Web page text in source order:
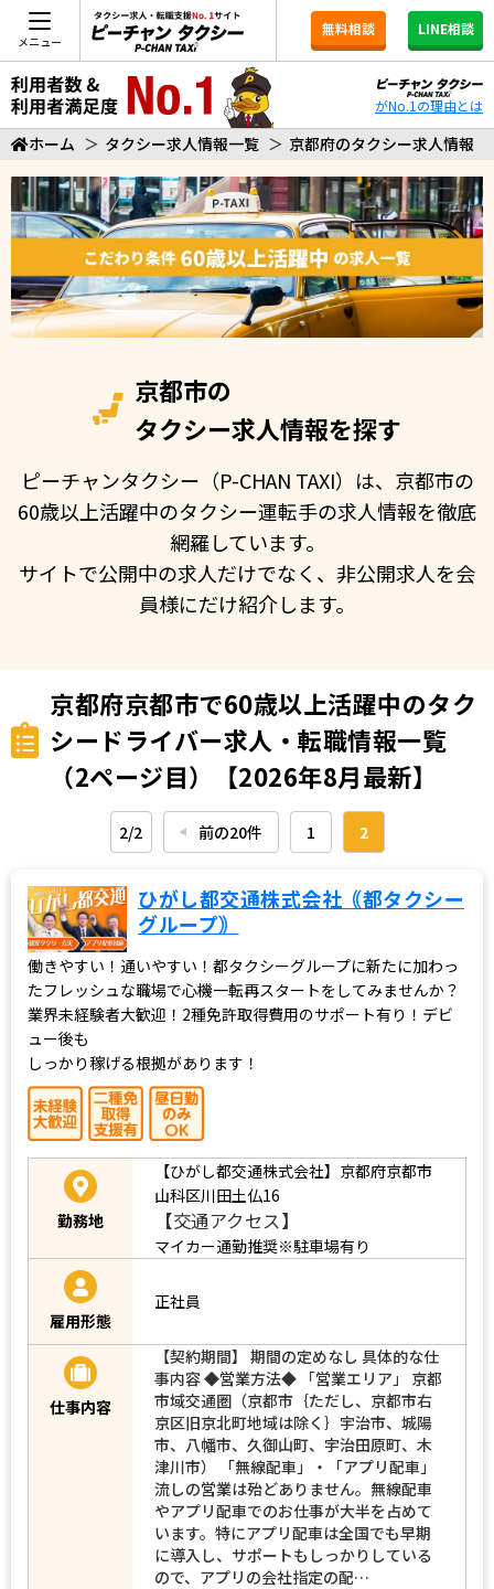
メニュー
無料相談 LINE相談
がNo.1の理由とは
ホーム ＞ タクシー求人情報一覧 ＞ 京都府のタクシー求人情報
京都市の
タクシー求人情報を探す
ピーチャンタクシー（P-CHAN TAXI）は、京都市の
60歳以上活躍中のタクシー運転手の求人情報を徹底
網羅しています。
サイトで公開中の求人だけでなく、非公開求人を会
員様にだけ紹介します。
京都府京都市で60歳以上活躍中のタク
シードライバー求人・転職情報一覧
（2ページ目）【2026年8月最新】
2/2 ◀︎ 前の20件 1 2
ひがし都交通株式会社｟都タクシー
グループ｠
働きやすい！通いやすい！都タクシーグループに新たに加わっ
たフレッシュな職場で心機一転再スタートをしてみませんか？
業界未経験者大歓迎！2種免許取得費用のサポート有り！デビ
ュー後も
しっかり稼げる根拠があります！
勤務地
【ひがし都交通株式会社】京都府京都市
山科区川田土仏16
【交通アクセス】
マイカー通勤推奨※駐車場有り
雇用形態
正社員
仕事内容
【契約期間】 期間の定めなし 具体的な仕
事内容 ◆営業方法◆ 「営業エリア」 京都
市域交通圏（京都市｛ただし、京都市右
京区旧京北町地域は除く｝宇治市、城陽
市、八幡市、久御山町、宇治田原町、木
津川市） 「無線配車」・「アプリ配車」
流しの営業は殆どありません。無線配車
やアプリ配車でのお仕事が大半を占めて
います。特にアプリ配車は全国でも早期
に導入し、サポートもしっかりしている
ので、アプリの会社指定の配…